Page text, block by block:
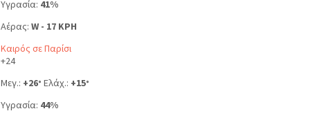
Υγρασία: 41%
Αέρας: W - 17 KPH
Καιρός σε Παρίσι
+24
Μεγ.: +26° Ελάχ.: +15°
Υγρασία: 44%